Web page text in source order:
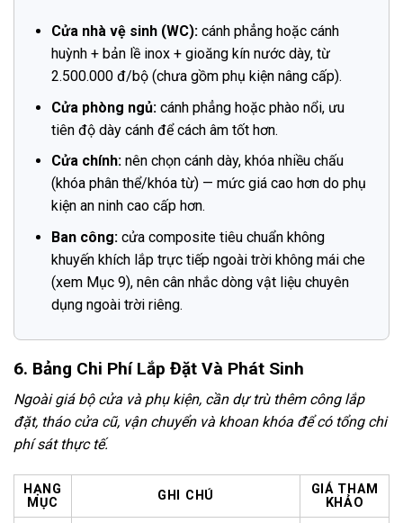
Cửa nhà vệ sinh (WC):cánh phẳng hoặc cánh
huỳnh + bản lề inox + gioăng kín nước dày, từ
2.500.000 đ/bộ (chưa gồm phụ kiện nâng cấp).
Cửa phòng ngủ:cánh phẳng hoặc phào nổi, ưu
tiên độ dày cánh để cách âm tốt hơn.
Cửa chính:nên chọn cánh dày, khóa nhiều chấu
(khóa phân thể/khóa từ) — mức giá cao hơn do phụ
kiện an ninh cao cấp hơn.
Ban công:cửa composite tiêu chuẩn không
khuyến khích lắp trực tiếp ngoài trời không mái che
(xem Mục 9), nên cân nhắc dòng vật liệu chuyên
dụng ngoài trời riêng.
6. Bảng Chi Phí Lắp Đặt Và Phát Sinh
Ngoài giá bộ cửa và phụ kiện, cần dự trù thêm công lắp
đặt, tháo cửa cũ, vận chuyển và khoan khóa để có tổng chi
phí sát thực tế.
HẠNG
MỤC
GHI CHÚ
GIÁ THAM
KHẢO